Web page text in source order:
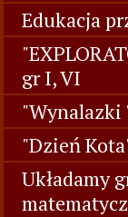
Edukacja
gr I, VI
"Wynalazki
"Dzień
Układamy